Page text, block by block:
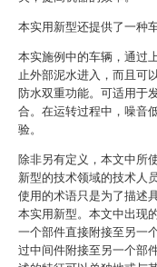
本实用新型还提供了一种
本实施例中的车辆，通过
止外部泥水进入，而且可
防水双重功能。可适用于
合。在运转过程中，噪音
验。
除非另有定义，本文中所
新型的技术领域的技术人
使用的术语只是为了描述
本实用新型。本文中出现
一个部件直接附接至另一
过中间件附接至另一个部